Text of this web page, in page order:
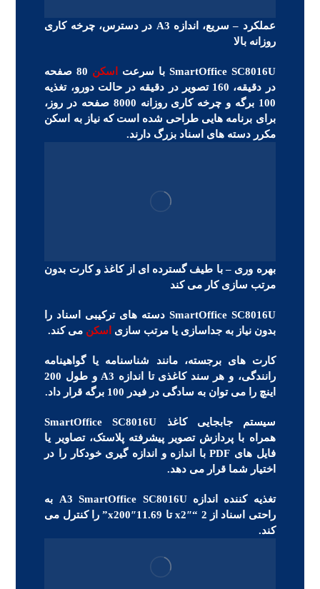
عملکرد – سریع، اندازه A3 در دسترس، چرخه کاری
روزانه بالا
SmartOffice SC8016U با سرعت اسکن
80 صفحه
در دقیقه، 160 تصویر در دقیقه در حالت دورو، تغذیه
100 برگه و چرخه کاری روزانه 8000 صفحه در روز،
برای برنامه هایی طراحی شده است که نیاز به اسکن
مکرر دسته های اسناد بزرگ دارند.
بهره وری – با طیف گسترده ای از کاغذ و کارت بدون
مرتب سازی کار می کند
SmartOffice SC8016U دسته های ترکیبی اسناد را
بدون نیاز به جداسازی یا مرتب سازی
اسکن می کند.
کارت های برجسته، مانند شناسنامه یا گواهینامه
رانندگی، و هر سند کاغذی تا اندازه A3 و طول 200
اینچ را می توان به سادگی در فیدر 100 برگه قرار داد.
سیستم جابجایی کاغذ SmartOffice SC8016U
همراه با پردازش تصویر پیشرفته پلاستک، تصاویر یا
فایل های PDF با اندازه و اندازه گیری خودکار را در
اختیار شما قرار می دهد.
تغذیه کننده اندازه A3 SmartOffice SC8016U به
راحتی اسناد از 2 “x2″ تا 11.69″x200” را کنترل می
کند.